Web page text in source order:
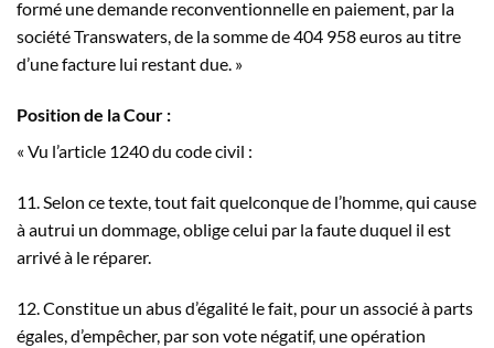
formé une demande reconventionnelle en paiement, par la
société Transwaters, de la somme de 404 958 euros au titre
d’une facture lui restant due. »
Position de la Cour :
« Vu l’article 1240 du code civil :
11. Selon ce texte, tout fait quelconque de l’homme, qui cause
à autrui un dommage, oblige celui par la faute duquel il est
arrivé à le réparer.
12. Constitue un abus d’égalité le fait, pour un associé à parts
égales, d’empêcher, par son vote négatif, une opération